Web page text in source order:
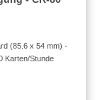
(85.6 x 54 mm) -
Karten/Stunde